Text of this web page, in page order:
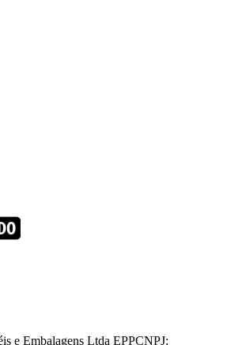
e Embalagens Ltda EPPCNPJ: